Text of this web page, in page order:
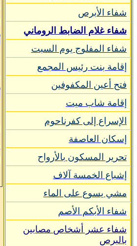
شفاء الأبرص
شفاء غلام الضابط الروماني
شفاء المفلوج يوم السبت
إقامة بنت رئيس المجمع
فتح أعين المكفوفين
إقامة شاب ميت
الإسراع إلى كفرناحوم
إسكان العاصفة
تحرير المسكون بالأرواح
إشباع الخمسة آلاف
مشي يسوع على الماء
شفاء الأبكم الأصم
شفاء عشر أشخاص مصابين
بالبرص